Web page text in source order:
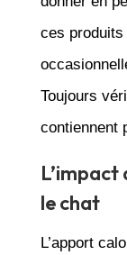
ces produits
Toujours
contiennent
L’impact
le chat
L’apport